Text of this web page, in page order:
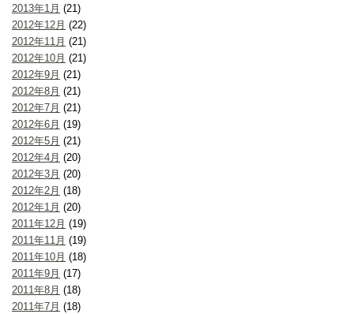
2013年1月 (21)
2012年12月 (22)
2012年11月 (21)
2012年10月 (21)
2012年9月 (21)
2012年8月 (21)
2012年7月 (21)
2012年6月 (19)
2012年5月 (21)
2012年4月 (20)
2012年3月 (20)
2012年2月 (18)
2012年1月 (20)
2011年12月 (19)
2011年11月 (19)
2011年10月 (18)
2011年9月 (17)
2011年8月 (18)
2011年7月 (18)